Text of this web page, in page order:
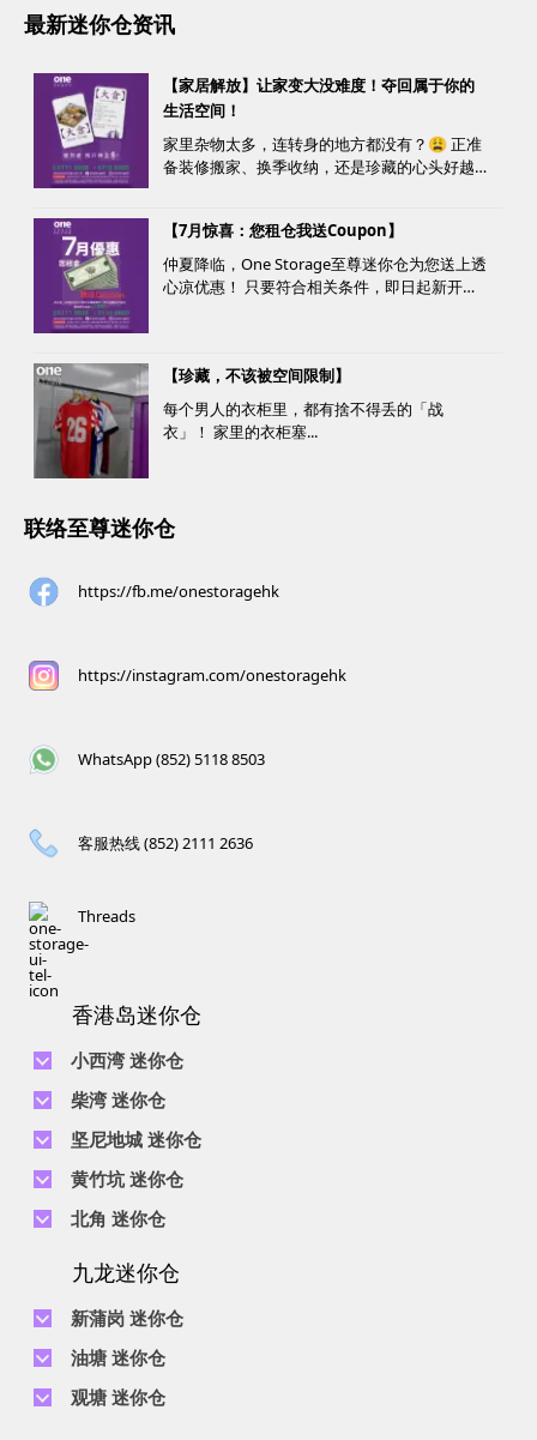
最新迷你仓资讯
【家居解放】让家变大没难度！夺回属于你的
生活空间！
家里杂物太多，连转身的地方都没有？😩 正准
备装修搬家、换季收纳，还是珍藏的心头好越
【7月惊喜：您租仓我送Coupon】
仲夏降临，One Storage至尊迷你仓为您送上透
心凉优惠！ 只要符合相关条件，即日起新开仓
物乐。 优惠详情...
【珍藏，不该被空间限制】
每个男人的衣柜里，都有捨不得丢的「战
衣」！ 家里的衣柜塞...
联络至尊迷你仓
https://fb.me/onestoragehk
https://instagram.com/onestoragehk
WhatsApp (852) 5118 8503
客服热线 (852) 2111 2636
Threads
香港岛迷你仓
小西湾 迷你仓
电话 :2111 1062
地址 : 柴湾新业街5号王子工业大厦4楼
地址 : 柴湾新业街11号森龙工业大厦7楼B室
柴湾 迷你仓
电话 :2194 0038
地址 : 柴湾祥利街7号万峰工业大厦6楼C室
地址 : 柴湾利众街20号柴湾中心工业大厦6楼B室及14楼B1室
坚尼地城 迷你仓
电话 : 2623 0280
地址 : 坚尼地城士美菲路12P号祥兴工业大厦9楼
黄竹坑 迷你仓
电话 :2680 9691
地址 : 黄竹坑道18号瑞琪工业大厦14楼A室
电话 :2116 8113
北角 迷你仓
地址 : 香港屈臣道4-6号海景大厦B座10楼4&6室
九龙迷你仓
新蒲岗 迷你仓
电话 :2111 0509
地址 : 新蒲岗景福街106号太子工业大厦15楼B室
油塘 迷你仓
电话 :2623 0300
地址 : 油塘四山街4号华辉工业大厦一楼C室
观塘 迷你仓